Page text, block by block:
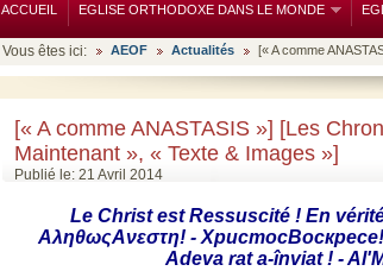
ACCUEIL EGLISE ORTHODOXE DANS LE MONDE
Vous êtes ici: AEOF Actualités [« A comme
[« A comme ANASTASIS »] [Les
Maintenant », « Texte & Images »]
Publié le: 21 Avril 2014
Le Christest Ressuscité! En
ΑληθωςΑνεστη! - ХристосВоскресе!
Adevarata-înviat! -